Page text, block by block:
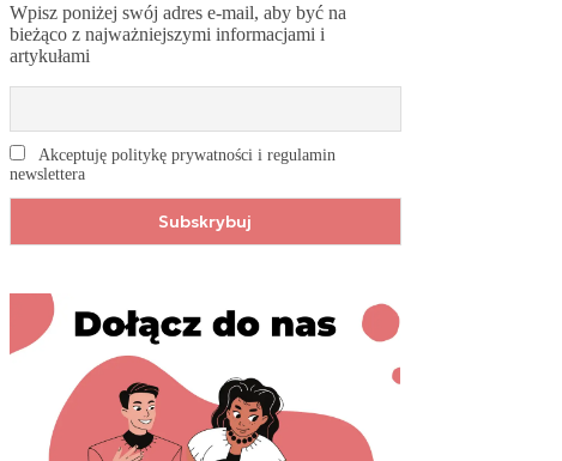
Wpisz poniżej swój adres e-mail, aby być na
bieżąco z najważniejszymi informacjami i
artykułami
Akceptuję politykę prywatności i regulamin
newslettera